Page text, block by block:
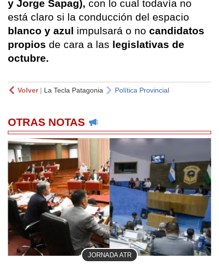
y Jorge Sapag), con lo cual todavía no
está claro si la conducción del espacio
blanco y azul impulsará o no candidatos
propios de cara a las legislativas de
octubre.
Volver| La Tecla Patagonia Política Provincial
OTRAS NOTAS
JORNADA ATR